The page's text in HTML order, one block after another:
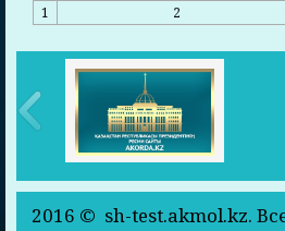
1
2
2016 © sh-test.akmol.kz.